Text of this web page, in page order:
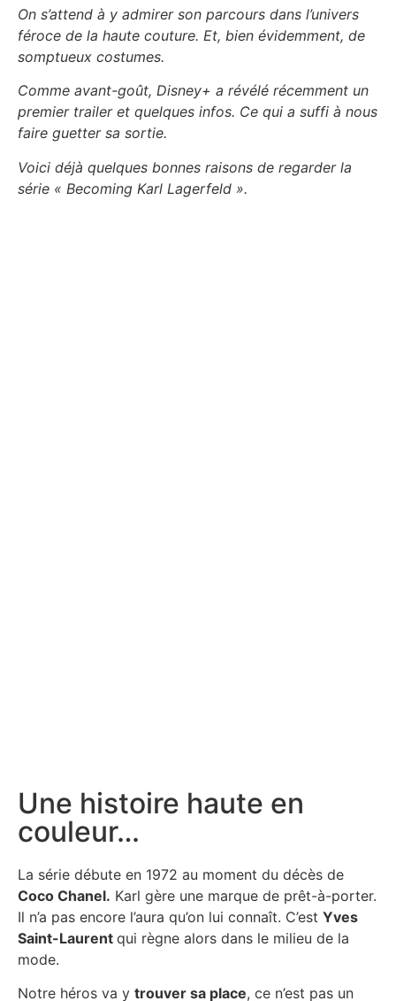
On s’attend à y admirer son parcours dans l’univers
féroce de la haute couture. Et, bien évidemment, de
somptueux costumes.
Comme avant-goût, Disney+ a révélé récemment un
premier trailer et quelques infos. Ce qui a suffi à nous
faire guetter sa sortie.
Voici déjà quelques bonnes raisons de regarder la
série « Becoming Karl Lagerfeld ».
Une histoire haute en
couleur…
La série débute en 1972 au moment du décès de
Coco Chanel. Karl gère une marque de prêt-à-porter.
Il n’a pas encore l’aura qu’on lui connaît. C’est Yves
Saint-Laurent qui règne alors dans le milieu de la
mode.
Notre héros va y trouver sa place, ce n’est pas un